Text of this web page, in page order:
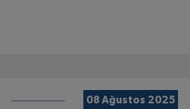
08 Ağustos 2025